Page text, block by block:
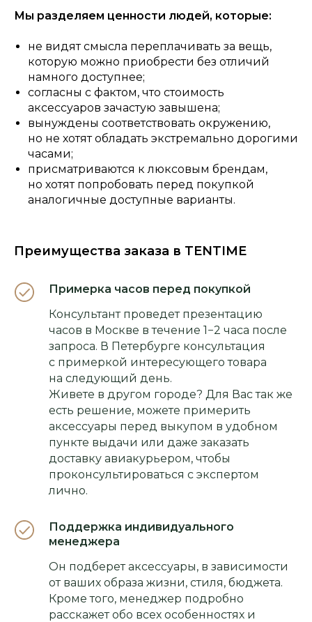
Мы разделяем ценности людей, которые:
не видят смысла переплачивать за вещь,
которую можно приобрести без отличий
намного доступнее;
согласны с фактом, что стоимость
аксессуаров зачастую завышена;
вынуждены соответствовать окружению,
но не хотят обладать экстремально дорогими
часами;
присматриваются к люксовым брендам,
но хотят попробовать перед покупкой
аналогичные доступные варианты.
Преимущества заказа в TENTIME
Примерка часов перед покупкой
Консультант проведет презентацию
часов в Москве в течение 1−2 часа после
запроса. В Петербурге консультация
с примеркой интересующего товара
на следующий день.
Живете в другом городе? Для Вас так же
есть решение, можете примерить
аксессуары перед выкупом в удобном
пункте выдачи или даже заказать
доставку авиакурьером, чтобы
проконсультироваться с экспертом
лично.
Поддержка индивидуального
менеджера
Он подберет аксессуары, в зависимости
от ваших образа жизни, стиля, бюджета.
Кроме того, менеджер подробно
расскажет обо всех особенностях и